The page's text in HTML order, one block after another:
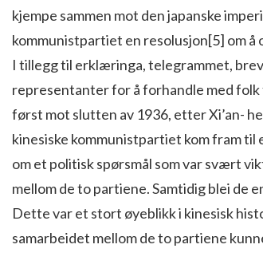
kjempe sammen mot den japan­ske
kommunistpartiet en resolusjon[5] om
I tillegg til erklæringa, telegrammet,
representanter for å forhandle med
først mot slutten av 1936, etter Xi’an-
kinesiske kommu­nistpartiet kom fram til
om et politisk spørsmål som var svært
mellom de to partiene. Samtidig blei de
Dette var et stort øyeblikk i kinesisk
samarbeidet mel­lom de to partiene